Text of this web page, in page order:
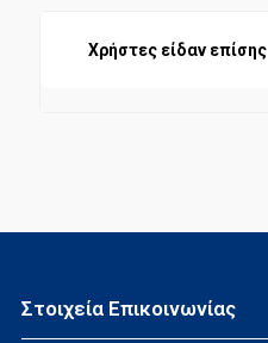
Χρήστες είδαν επίσης
Στοιχεία Επικοινωνίας